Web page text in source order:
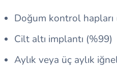
Doğum kontrol hapları
Cilt altı implantı (%99)
Aylık veya üç aylık